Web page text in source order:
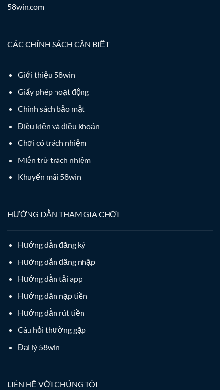
58win.com
CÁC CHÍNH SÁCH CẦN BIẾT
Giới thiệu 58win
Giấy phép hoạt động
Chính sách bảo mật
Điều kiện và điều khoản
Chơi có trách nhiệm
Miễn trừ trách nhiệm
Khuyến mãi 58win
HƯỚNG DẪN THAM GIA CHƠI
Hướng dẫn đăng ký
Hướng dẫn đăng nhập
Hướng dẫn tải app
Hướng dẫn nạp tiền
Hướng dẫn rút tiền
Câu hỏi thường gặp
Đại lý 58win
LIÊN HỆ VỚI CHÚNG TÔI